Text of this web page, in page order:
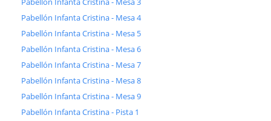
Pabellón Infanta Cristina - Mesa 4
Pabellón Infanta Cristina - Mesa 5
Pabellón Infanta Cristina - Mesa 6
Pabellón Infanta Cristina - Mesa 7
Pabellón Infanta Cristina - Mesa 8
Pabellón Infanta Cristina - Mesa 9
Pabellón Infanta Cristina - Pista 1